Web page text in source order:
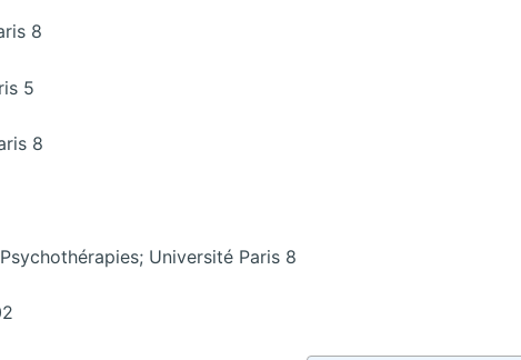
8
5
8
Université Paris 8